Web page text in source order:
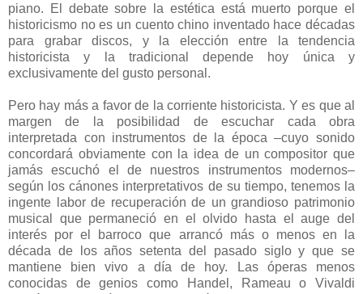
piano. El debate sobre la estética está muerto porque el
historicismo no es un cuento chino inventado hace décadas
para grabar discos, y la elección entre la tendencia
historicista y la tradicional depende hoy única y
exclusivamente del gusto personal.
Pero hay más a favor de la corriente historicista. Y es que al
margen de la posibilidad de escuchar cada obra
interpretada con instrumentos de la época –cuyo sonido
concordará obviamente con la idea de un compositor que
jamás escuchó el de nuestros instrumentos modernos–
según los cánones interpretativos de su tiempo, tenemos la
ingente labor de recuperación de un grandioso patrimonio
musical que permaneció en el olvido hasta el auge del
interés por el barroco que arrancó más o menos en la
década de los años setenta del pasado siglo y que se
mantiene bien vivo a día de hoy. Las óperas menos
conocidas de genios como Handel, Rameau o Vivaldi